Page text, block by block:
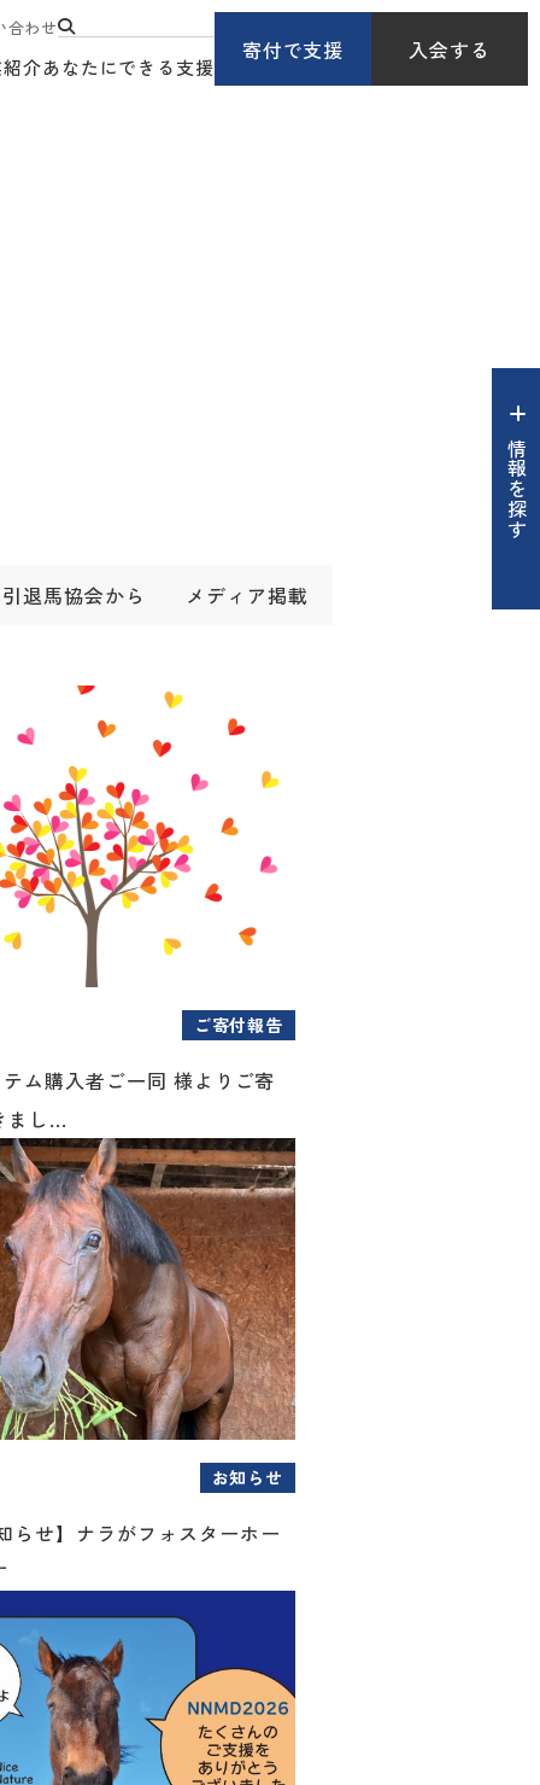
合わせ
介あなたにできる支援
寄付で支援 入会する
情報を探す
引退馬協会から メディア掲載
ご寄付報告
ム購入者ご一同 様よりご寄
まし...
お知らせ
らせ】ナラがフォスターホー